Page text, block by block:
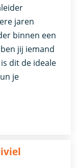
jaren
binnen een
jij iemand
dit de ideale
je